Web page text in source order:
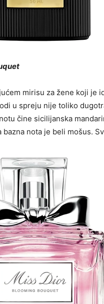
mirisu za žene koji je
u spreju nije toliko
čine sicilijanska
nota je beli mošus.